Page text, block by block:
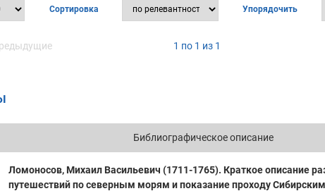
Сортировка Упорядочить
1 по 1 из 1
Библиографическое описание
Ломоносов, Михаил Васильевич (1711-1765). Краткое описание
путешествий по северным морям и показание проходу